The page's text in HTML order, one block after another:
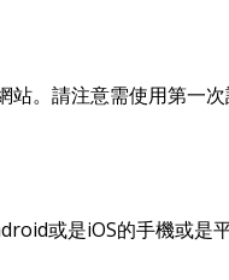
。請注意需使用第一
或是iOS的手機或是